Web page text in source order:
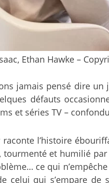
Ethan Hawke –
jamais pensé dire
défauts
et séries TV –
raconte l’histoire
tourmenté et humilié
ce qui
celui qui s’empare